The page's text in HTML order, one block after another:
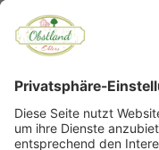
Über uns
Allergiker
© Copyright 2022